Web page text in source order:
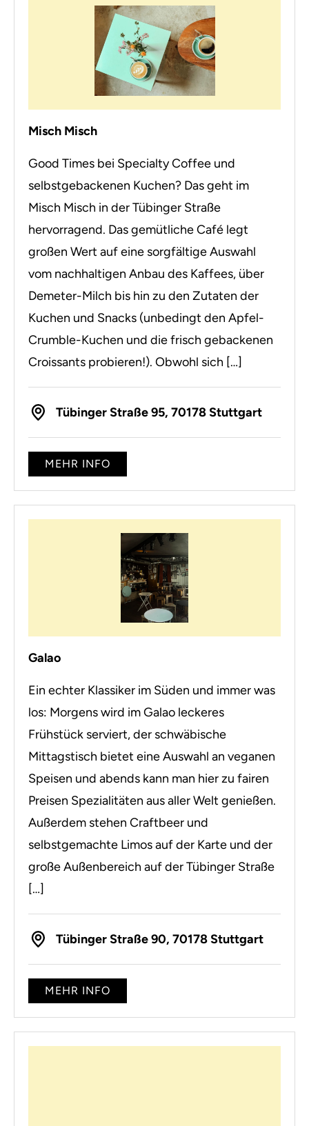
Misch Misch
Good Times bei Specialty Coffee und
selbstgebackenen Kuchen? Das geht im
Misch Misch in der Tübinger Straße
hervorragend. Das gemütliche Café legt
großen Wert auf eine sorgfältige Auswahl
vom nachhaltigen Anbau des Kaffees, über
Demeter-Milch bis hin zu den Zutaten der
Kuchen und Snacks (unbedingt den Apfel-
Crumble-Kuchen und die frisch gebackenen
Croissants probieren!). Obwohl sich […]
Tübinger Straße 95, 70178 Stuttgart
MEHR INFO
Galao
Ein echter Klassiker im Süden und immer was
los: Morgens wird im Galao leckeres
Frühstück serviert, der schwäbische
Mittagstisch bietet eine Auswahl an veganen
Speisen und abends kann man hier zu fairen
Preisen Spezialitäten aus aller Welt genießen.
Außerdem stehen Craftbeer und
selbstgemachte Limos auf der Karte und der
große Außenbereich auf der Tübinger Straße
[…]
Tübinger Straße 90, 70178 Stuttgart
MEHR INFO